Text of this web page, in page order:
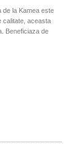
de la Kamea este
calitate, aceasta
Beneficiaza de